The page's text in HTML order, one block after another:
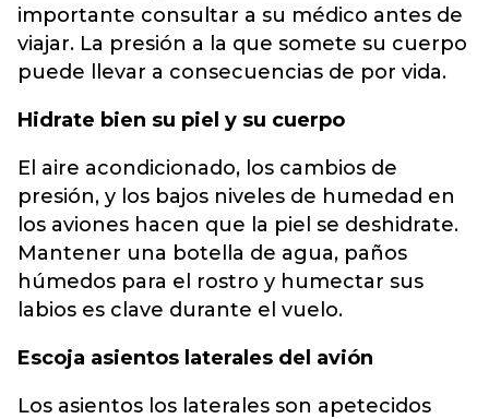
importante consultar a su médico antes de
viajar. La presión a la que somete su cuerpo
puede llevar a consecuencias de por vida.
Hidrate bien su piel y su cuerpo
El aire acondicionado, los cambios de
presión, y los bajos niveles de humedad en
los aviones hacen que la piel se deshidrate.
Mantener una botella de agua, paños
húmedos para el rostro y humectar sus
labios es clave durante el vuelo.
Escoja asientos laterales del avión
Los asientos los laterales son apetecidos